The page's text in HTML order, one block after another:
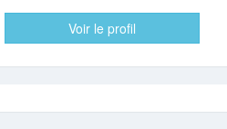
Voir le profil